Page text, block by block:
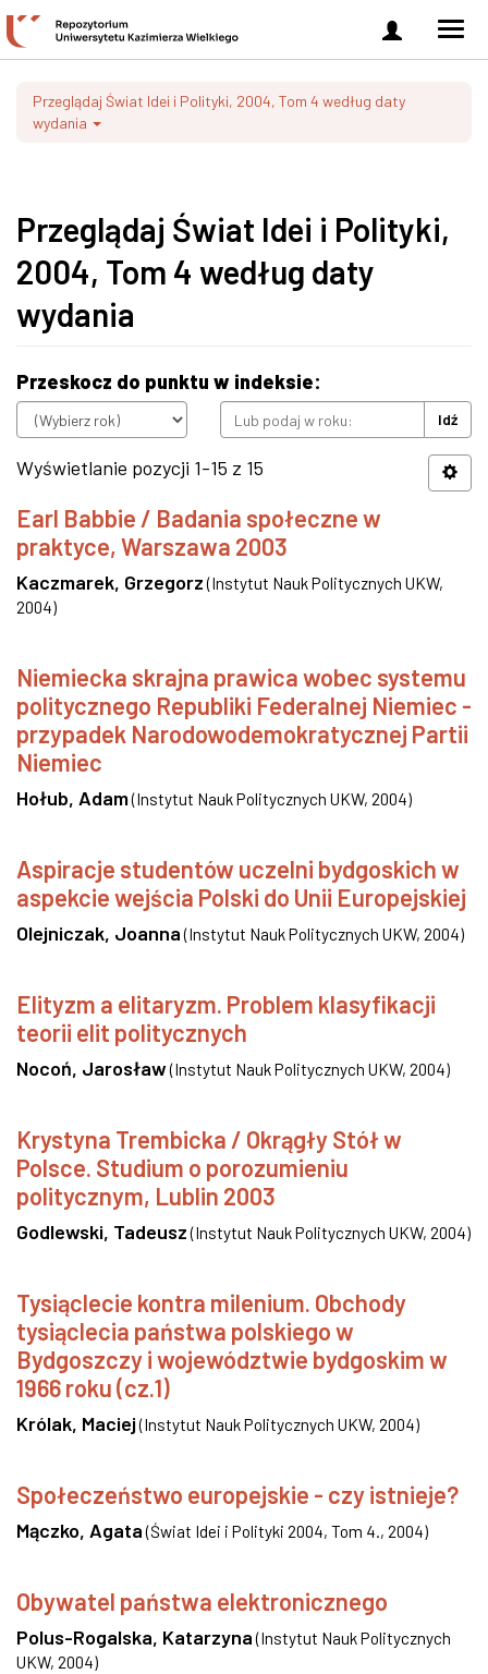
Zaloguj
się
Przeglądaj Świat Idei i Polityki, 2004, Tom 4 według daty
wydania
Przeglądaj Świat Idei i Polityki,
2004, Tom 4 według daty
wydania
Przeskocz do punktu w indeksie:
Idź
Wyświetlanie pozycji 1-15 z 15
Earl Babbie / Badania społeczne w
praktyce, Warszawa 2003
Kaczmarek, Grzegorz (Instytut Nauk Politycznych UKW,
2004)
Niemiecka skrajna prawica wobec systemu
politycznego Republiki Federalnej Niemiec -
przypadek Narodowodemokratycznej Partii
Niemiec
Hołub, Adam(Instytut Nauk Politycznych UKW, 2004)
Aspiracje studentów uczelni bydgoskich w
aspekcie wejścia Polski do Unii Europejskiej
Olejniczak, Joanna (Instytut Nauk Politycznych UKW, 2004)
Elityzm a elitaryzm. Problem klasyfikacji
teorii elit politycznych
Nocoń, Jarosław(Instytut Nauk Politycznych UKW, 2004)
Krystyna Trembicka / Okrągły Stół w
Polsce. Studium o porozumieniu
politycznym, Lublin 2003
Godlewski, Tadeusz (Instytut Nauk Politycznych UKW, 2004)
Tysiąclecie kontra milenium. Obchody
tysiąclecia państwa polskiego w
Bydgoszczy i województwie bydgoskim w
1966 roku (cz.1)
Królak, Maciej(Instytut Nauk Politycznych UKW, 2004)
Społeczeństwo europejskie - czy istnieje?
Mączko, Agata (Świat Idei i Polityki 2004, Tom 4., 2004)
Obywatel państwa elektronicznego
Polus-Rogalska, Katarzyna (Instytut Nauk Politycznych
UKW, 2004)